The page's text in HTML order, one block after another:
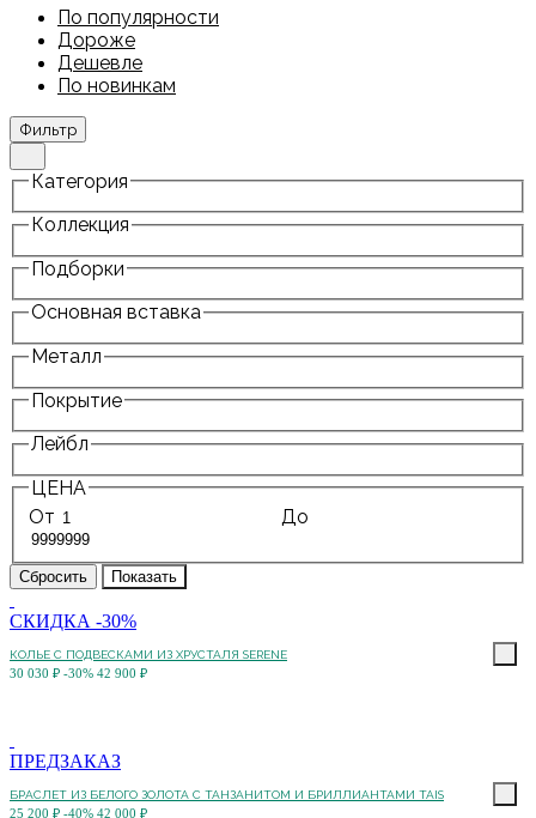
По популярности
Дороже
Дешевле
По новинкам
Фильтр
Категория
Коллекция
Подборки
Основная вставка
Металл
Покрытие
Лейбл
ЦЕНА
От
До
СКИДКА -30%
КОЛЬЕ С ПОДВЕСКАМИ ИЗ ХРУСТАЛЯ SERENE
30 030 ₽ -30% 42 900 ₽
ПРЕДЗАКАЗ
БРАСЛЕТ ИЗ БЕЛОГО ЗОЛОТА С ТАНЗАНИТОМ И БРИЛЛИАНТАМИ TAIS
25 200 ₽ -40% 42 000 ₽